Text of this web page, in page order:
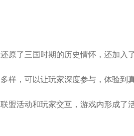
原了三国时期的历史情怀，还加入
样，可以让玩家深度参与，体验到
盟活动和玩家交互，游戏内形成了